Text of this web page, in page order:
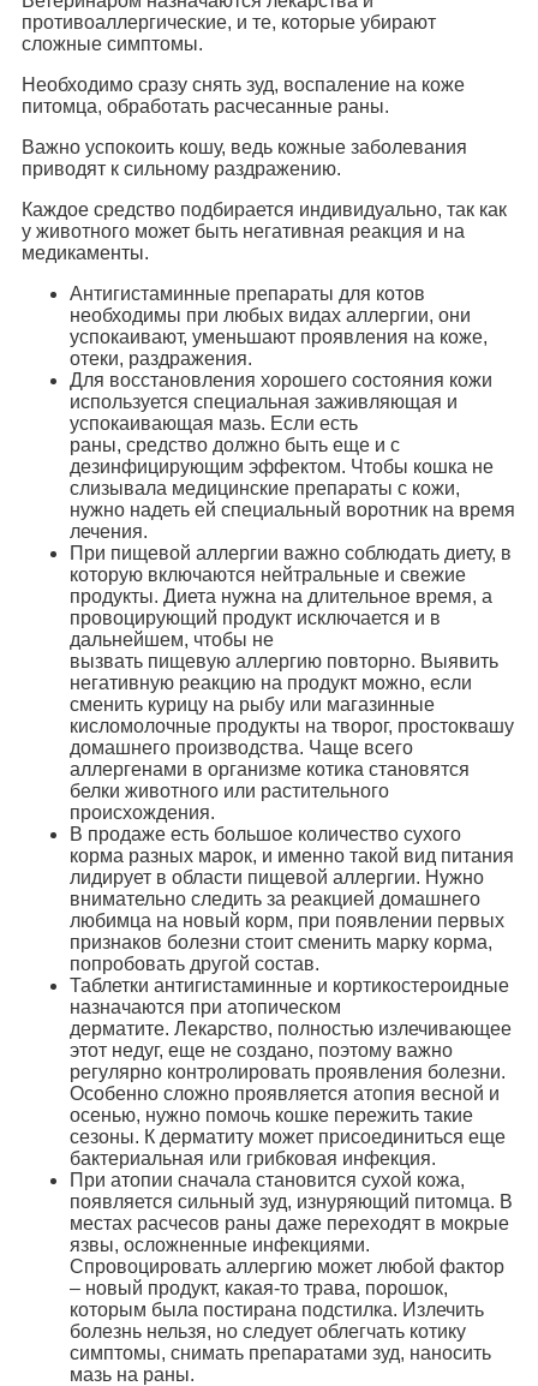
противоаллергические, и те, которые убирают
сложные симптомы.
Необходимо сразу снять зуд, воспаление на коже
питомца, обработать расчесанные раны.
Важно успокоить кошу, ведь кожные заболевания
приводят к сильному раздражению.
Каждое средство подбирается индивидуально, так как
у животного может быть негативная реакция и на
медикаменты.
Антигистаминные препараты для котов
необходимы при любых видах аллергии, они
успокаивают, уменьшают проявления на коже,
отеки, раздражения.
Для восстановления хорошего состояния кожи
используется специальная заживляющая и
успокаивающая мазь. Если есть
раны, средство должно быть еще и с
дезинфицирующим эффектом. Чтобы кошка не
слизывала медицинские препараты с кожи,
нужно надеть ей специальный воротник на время
лечения.
При пищевой аллергии важно соблюдать диету, в
которую включаются нейтральные и свежие
продукты. Диета нужна на длительное время, а
провоцирующий продукт исключается и в
дальнейшем, чтобы не
вызвать пищевую аллергию повторно. Выявить
негативную реакцию на продукт можно, если
сменить курицу на рыбу или магазинные
кисломолочные продукты на творог, простоквашу
домашнего производства. Чаще всего
аллергенами в организме котика становятся
белки животного или растительного
происхождения.
В продаже есть большое количество сухого
корма разных марок, и именно такой вид питания
лидирует в области пищевой аллергии. Нужно
внимательно следить за реакцией домашнего
любимца на новый корм, при появлении первых
признаков болезни стоит сменить марку корма,
попробовать другой состав.
Таблетки антигистаминные и кортикостероидные
назначаются при атопическом
дерматите. Лекарство, полностью излечивающее
этот недуг, еще не создано, поэтому важно
регулярно контролировать проявления болезни.
Особенно сложно проявляется атопия весной и
осенью, нужно помочь кошке пережить такие
сезоны. К дерматиту может присоединиться еще
бактериальная или грибковая инфекция.
При атопии сначала становится сухой кожа,
появляется сильный зуд, изнуряющий питомца. В
местах расчесов раны даже переходят в мокрые
язвы, осложненные инфекциями.
Спровоцировать аллергию может любой фактор
– новый продукт, какая-то трава, порошок,
которым была постирана подстилка. Излечить
болезнь нельзя, но следует облегчать котику
симптомы, снимать препаратами зуд, наносить
мазь на раны.